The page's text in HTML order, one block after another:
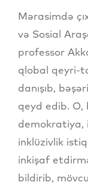
Mərasimdə
və Sosial
professor
qlobal qeyri-
danışıb,
qeyd edib. O,
demokratiya,
inklüzivlik
inkişaf
bildirib,